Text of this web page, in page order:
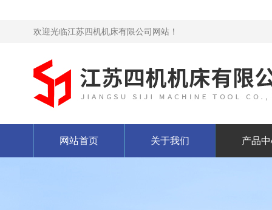
欢迎光临江苏四机机床有限公司网站！
网站首页 关于我们 产品